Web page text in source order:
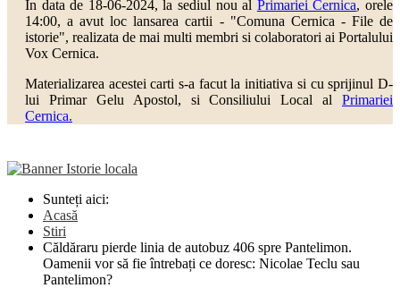
In data de 18-06-2024, la sediul nou al Primariei Cernica, orele
14:00, a avut loc lansarea cartii - "Comuna Cernica - File de
istorie", realizata de mai multi membri si colaboratori ai Portalului
Vox Cernica.
Materializarea acestei carti s-a facut la initiativa si cu sprijinul D-
lui Primar Gelu Apostol, si Consiliului Local al Primariei
Cernica.
Sunteți aici:
Acasă
Stiri
Căldăraru pierde linia de autobuz 406 spre Pantelimon.
Oamenii vor să fie întrebați ce doresc: Nicolae Teclu sau
Pantelimon?